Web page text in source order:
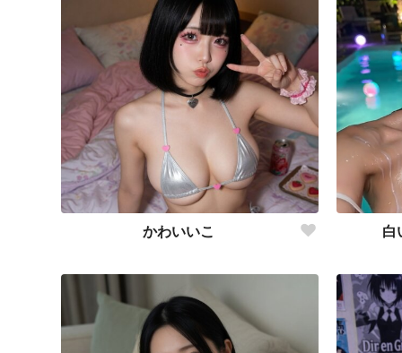
かわいいこ 白